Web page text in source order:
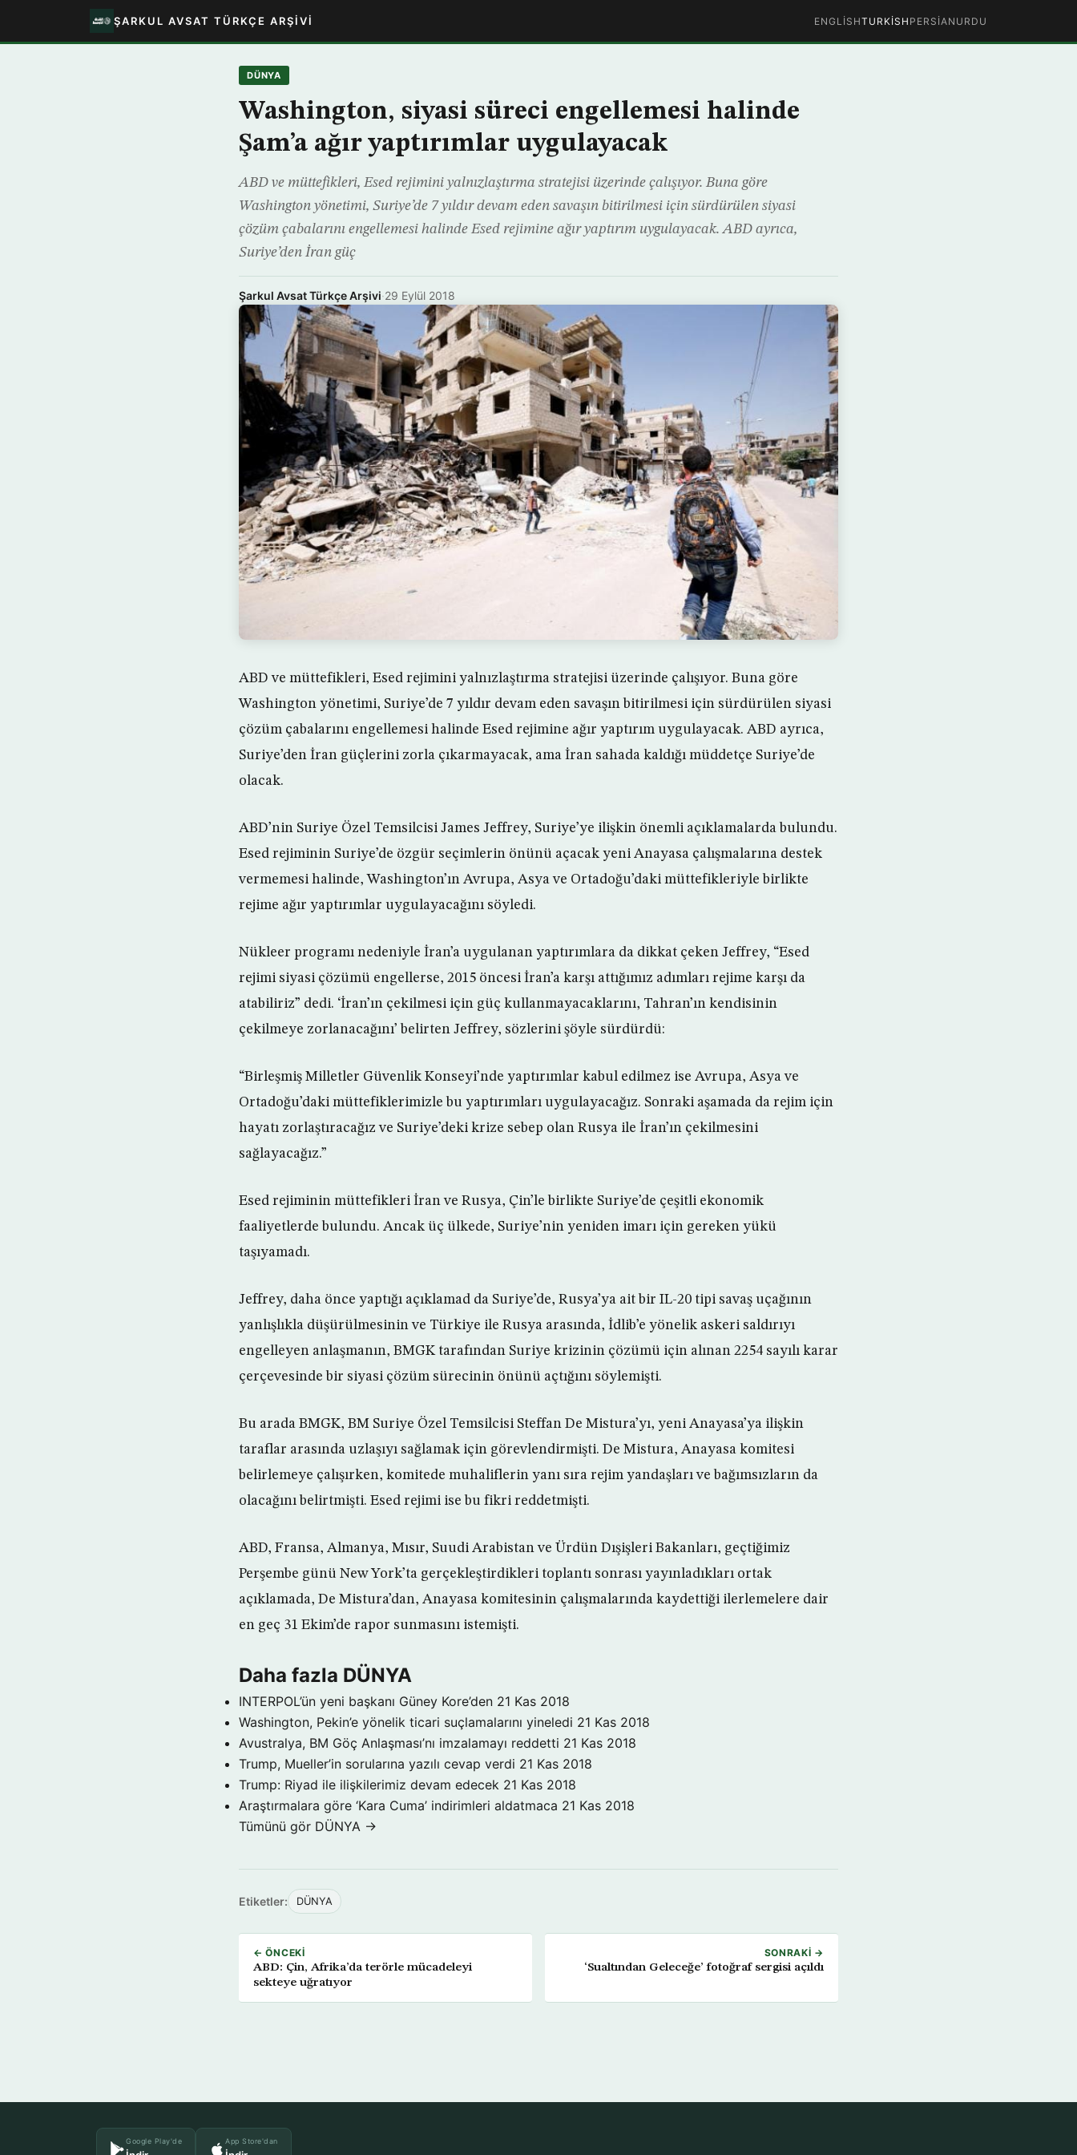
ŞARKUL AVSAT TÜRKÇE ARŞIVI ENGLISHTURKISH PERSIAN URDU
DÜNYA
Washington, siyasi süreci engellemesi halinde
Şam’a ağır yaptırımlar uygulayacak
ABD ve müttefikleri, Esed rejimini yalnızlaştırma stratejisi üzerinde çalışıyor. Buna göre
Washington yönetimi, Suriye’de 7 yıldır devam eden savaşın bitirilmesi için sürdürülen siyasi
çözüm çabalarını engellemesi halinde Esed rejimine ağır yaptırım uygulayacak. ABD ayrıca,
Suriye’den İran güç
Şarkul Avsat Türkçe Arşivi·29 Eylül 2018
ABD ve müttefikleri, Esed rejimini yalnızlaştırma stratejisi üzerinde çalışıyor. Buna göre
Washington yönetimi, Suriye’de 7 yıldır devam eden savaşın bitirilmesi için sürdürülen siyasi
çözüm çabalarını engellemesi halinde Esed rejimine ağır yaptırım uygulayacak. ABD ayrıca,
Suriye’den İran güçlerini zorla çıkarmayacak, ama İran sahada kaldığı müddetçe Suriye’de
olacak.
ABD’nin Suriye Özel Temsilcisi James Jeffrey, Suriye’ye ilişkin önemli açıklamalarda bulundu.
Esed rejiminin Suriye’de özgür seçimlerin önünü açacak yeni Anayasa çalışmalarına destek
vermemesi halinde, Washington’ın Avrupa, Asya ve Ortadoğu’daki müttefikleriyle birlikte
rejime ağır yaptırımlar uygulayacağını söyledi.
Nükleer programı nedeniyle İran’a uygulanan yaptırımlara da dikkat çeken Jeffrey, “Esed
rejimi siyasi çözümü engellerse, 2015 öncesi İran’a karşı attığımız adımları rejime karşı da
atabiliriz” dedi. ‘İran’ın çekilmesi için güç kullanmayacaklarını, Tahran’ın kendisinin
çekilmeye zorlanacağını’ belirten Jeffrey, sözlerini şöyle sürdürdü:
“Birleşmiş Milletler Güvenlik Konseyi’nde yaptırımlar kabul edilmez ise Avrupa, Asya ve
Ortadoğu’daki müttefiklerimizle bu yaptırımları uygulayacağız. Sonraki aşamada da rejim için
hayatı zorlaştıracağız ve Suriye’deki krize sebep olan Rusya ile İran’ın çekilmesini
sağlayacağız.”
Esed rejiminin müttefikleri İran ve Rusya, Çin’le birlikte Suriye’de çeşitli ekonomik
faaliyetlerde bulundu. Ancak üç ülkede, Suriye’nin yeniden imarı için gereken yükü
taşıyamadı.
Jeffrey, daha önce yaptığı açıklamad da Suriye’de, Rusya’ya ait bir IL-20 tipi savaş uçağının
yanlışlıkla düşürülmesinin ve Türkiye ile Rusya arasında, İdlib’e yönelik askeri saldırıyı
engelleyen anlaşmanın, BMGK tarafından Suriye krizinin çözümü için alınan 2254 sayılı karar
çerçevesinde bir siyasi çözüm sürecinin önünü açtığını söylemişti.
Bu arada BMGK, BM Suriye Özel Temsilcisi Steffan De Mistura’yı, yeni Anayasa’ya ilişkin
taraflar arasında uzlaşıyı sağlamak için görevlendirmişti. De Mistura, Anayasa komitesi
belirlemeye çalışırken, komitede muhaliflerin yanı sıra rejim yandaşları ve bağımsızların da
olacağını belirtmişti. Esed rejimi ise bu fikri reddetmişti.
ABD, Fransa, Almanya, Mısır, Suudi Arabistan ve Ürdün Dışişleri Bakanları, geçtiğimiz
Perşembe günü New York’ta gerçekleştirdikleri toplantı sonrası yayınladıkları ortak
açıklamada, De Mistura’dan, Anayasa komitesinin çalışmalarında kaydettiği ilerlemelere dair
en geç 31 Ekim’de rapor sunmasını istemişti.
Daha fazla DÜNYA
INTERPOL’ün yeni başkanı Güney Kore’den 21 Kas 2018
Washington, Pekin’e yönelik ticari suçlamalarını yineledi 21 Kas 2018
Avustralya, BM Göç Anlaşması’nı imzalamayı reddetti 21 Kas 2018
Trump, Mueller’in sorularına yazılı cevap verdi 21 Kas 2018
Trump: Riyad ile ilişkilerimiz devam edecek 21 Kas 2018
Araştırmalara göre ‘Kara Cuma’ indirimleri aldatmaca 21 Kas 2018
Tümünü gör DÜNYA →
Etiketler: DÜNYA
← ÖNCEKI
ABD: Çin, Afrika’da terörle mücadeleyi
sekteye uğratıyor
SONRAKI →
‘Sualtından Geleceğe’ fotoğraf sergisi açıldı
Google Play'de App Store'dan